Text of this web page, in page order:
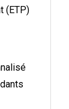
(ETP)